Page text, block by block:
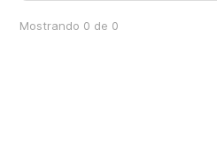
Mostrando 0 de 0